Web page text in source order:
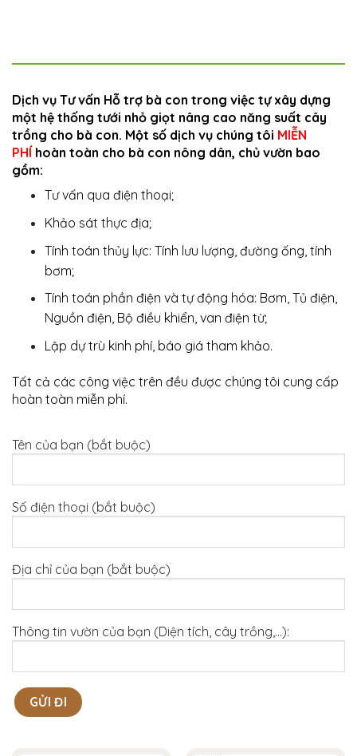
Dịch vụ Tư vấn Hỗ trợ bà con trong việc tự xây dựng
một hệ thống tưới nhỏ giọt nâng cao năng suất cây
trồng cho bà con. Một số dịch vụ chúng tôi MIỄN
PHÍ hoàn toàn cho bà con nông dân, chủ vườn bao
gồm:
Tư vấn qua điện thoại;
Khảo sát thực địa;
Tính toán thủy lực: Tính lưu lượng, đường ống, tính
bơm;
Tính toán phần điện và tự động hóa: Bơm, Tủ điện,
Nguồn điện, Bộ điều khiển, van điện từ;
Lập dự trù kinh phí, báo giá tham khảo.
Tất cả các công việc trên đều được chúng tôi cung cấp
hoàn toàn miễn phí.
Tên của bạn (bắt buộc)
Số điện thoại (bắt buộc)
Địa chỉ của bạn (bắt buộc)
Thông tin vườn của bạn (Diện tích, cây trồng,...):